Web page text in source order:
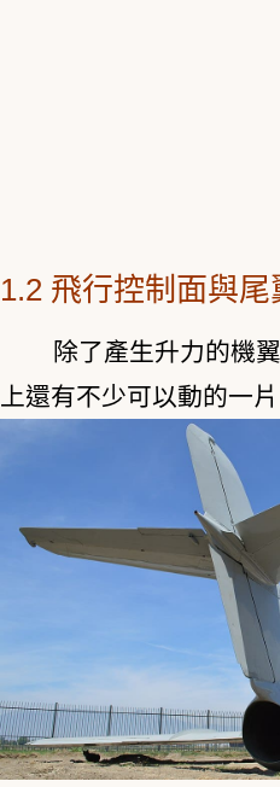
1.2 飛行控制面與尾
除了產生升力的機
上還有不少可以動的一